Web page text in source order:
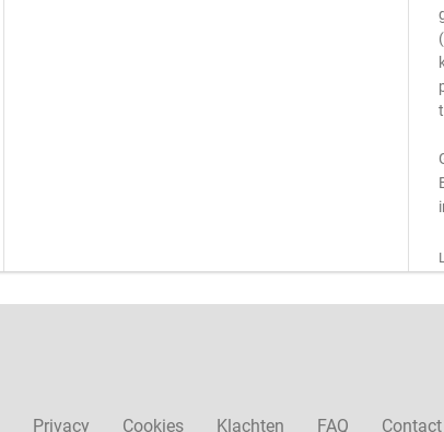
Privacy Cookies Klachten FAQ Contact